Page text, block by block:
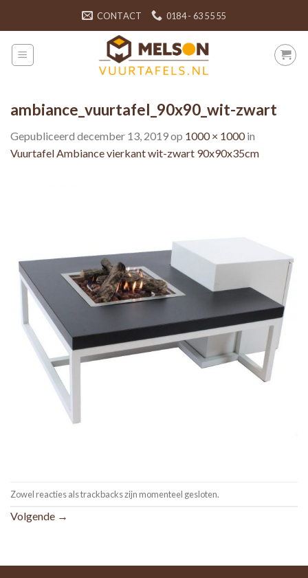
content
CONTACT 0184 - 63 55 55
ambiance_vuurtafel_90x90_wit-zwart
Gepubliceerd december 13, 2019op 1000 × 1000in
Vuurtafel Ambiance vierkant wit-zwart 90x90x35cm
Zowel reacties als trackbacks zijn momenteel gesloten.
Volgende →